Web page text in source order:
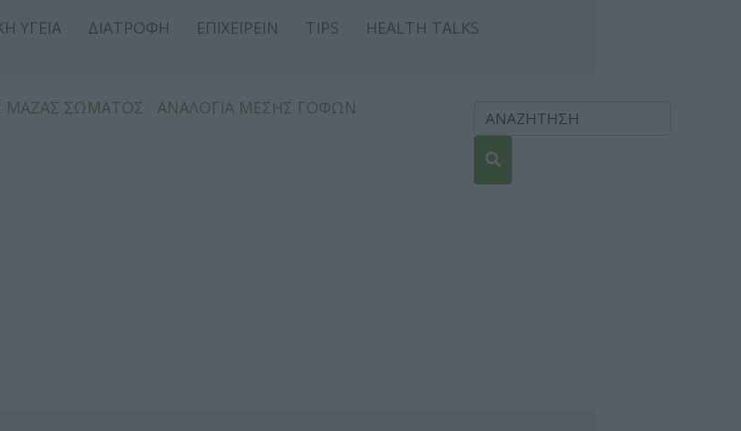
ΥΓΕΙΑ ΔΙΑΤΡΟΦΗ ΕΠΙΧΕΙΡΕΙΝ TIPS
HEALTH TALKS
ΜΑΖΑΣ ΣΩΜΑΤΟΣ
ΑΝΑΛΟΓΙΑ ΜΕΣΗΣ ΓΟΦΩΝ